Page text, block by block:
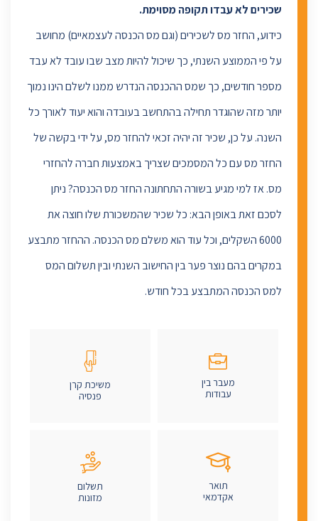
מעבר בין
עבודות
משיכת קרן
פנסיה
תואר
אקדמאי
תשלום
מזונות
שכירים לא עבדו תקופה מסוימת.
כידוע, החזר מס לשכירים (וגם מס הכנסה לעצמאיים) מחושב
על פי הממוצע השנתי, כך שיכול להיות מצב שבו עובד לא עבד
מספר חודשים, כך שמס ההכנסה הנדרש ממנו לשלם הינו נמוך
יותר מזה שהוגדר תחילה בהתחשב בעובדה והוא יעוד לאורך כל
השנה. על כן, שכיר זה יהיה זכאי להחזר מס, על ידי בקשה של
החזר מס עם כל המסמכים שצריך באמצעות חברה להחזרי
מס. אז למי מגיע בשורה התחתונה החזר מס הכנסה? ניתן
לסכם זאת באופן הבא: כל שכיר שהמשכורת שלו חוצה את
6000 השקלים, וכל עוד הוא משלם מס הכנסה. ההחזר מתבצע
במקרים בהם נוצר פער בין החישוב השנתי ובין תשלום המס
למס הכנסה המתבצע בכל חודש.